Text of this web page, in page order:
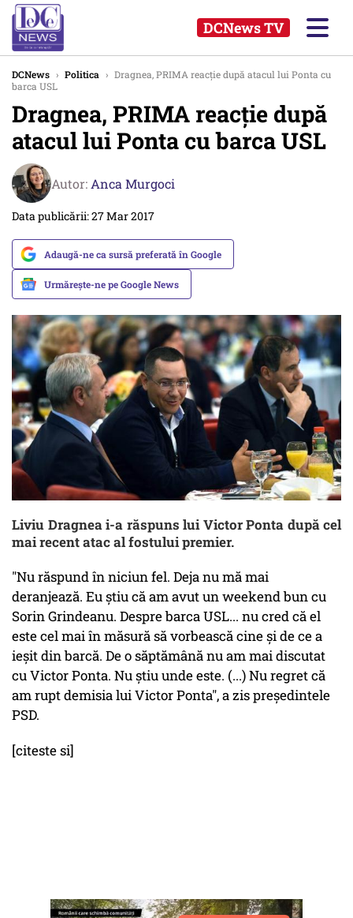
DCNews TV
DCNews › Politica › Dragnea, PRIMA reacție după atacul lui Ponta cu
barca USL
Dragnea, PRIMA reacție după
atacul lui Ponta cu barca USL
Autor: Anca Murgoci
Data publicării: 27 Mar 2017
Adaugă-ne ca sursă preferată în Google
Urmărește-ne pe Google News
Liviu Dragnea i-a răspuns lui Victor Ponta după cel
mai recent atac al fostului premier.
"Nu răspund în niciun fel. Deja nu mă mai
deranjează. Eu știu că am avut un weekend bun cu
Sorin Grindeanu. Despre barca USL... nu cred că el
este cel mai în măsură să vorbească cine și de ce a
ieșit din barcă. De o săptămână nu am mai discutat
cu Victor Ponta. Nu știu unde este. (...) Nu regret că
am rupt demisia lui Victor Ponta", a zis președintele
PSD.
[citeste si]